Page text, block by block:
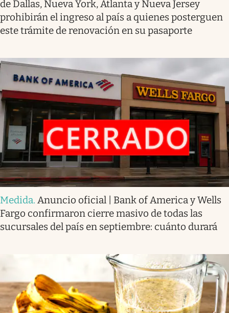
de Dallas, Nueva York, Atlanta y Nueva Jersey
prohibirán el ingreso al país a quienes posterguen
este trámite de renovación en su pasaporte
Medida. Anuncio oficial | Bank of America y Wells
Fargo confirmaron cierre masivo de todas las
sucursales del país en septiembre: cuánto durará